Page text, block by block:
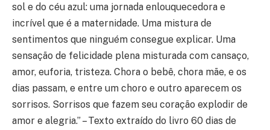
sol e do céu azul: uma jornada enlouquecedora e
incrível que é a maternidade. Uma mistura de
sentimentos que ninguém consegue explicar. Uma
sensação de felicidade plena misturada com cansaço,
amor, euforia, tristeza. Chora o bebê, chora mãe, e os
dias passam, e entre um choro e outro aparecem os
sorrisos. Sorrisos que fazem seu coração explodir de
amor e alegria.” – Texto extraído do livro 60 dias de